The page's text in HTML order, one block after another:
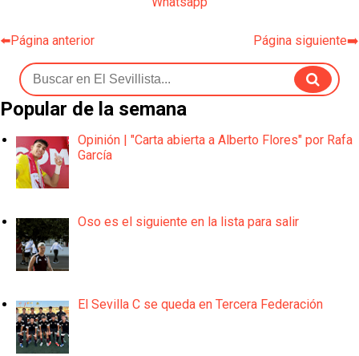
⬅️Página anterior Página siguiente➡️
Popular de la semana
Opinión | "Carta abierta a Alberto Flores" por Rafa
García
Oso es el siguiente en la lista para salir
El Sevilla C se queda en Tercera Federación